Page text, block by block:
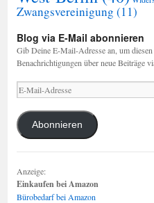
Zwangsvereinigung (11)
Blog via E-Mail abonnieren
Gib Deine E-Mail-Adresse an, um
Benachrichtigungen über neue Beiträge
E-
Mail-
Adresse
Abonnieren
Anzeige:
Einkaufen bei Amazon
Bürobedarf bei Amazon